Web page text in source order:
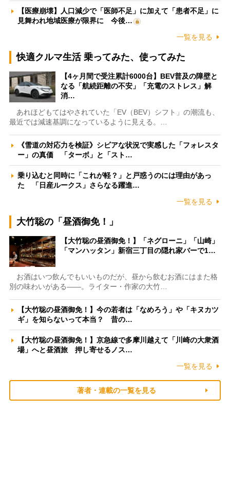
【医療崩壊】人口減少で「医師不足」に加えて「患者不足」に
見舞われ地域医療が限界に 今後…
一覧を見る
快適クルマ生活 乗ってみた、使ってみた
【4ヶ月間で受注累計6000台】BEV普及の障壁と
なる「航続距離の不安」「充電のストレス」解
消…
あれほどもてはやされていた「EV（BEV）シフト」の潮流も、
最近では減速基調になっているように見える。…
《雪道の対応力を検証》シビアな状況で実感した「フォレスタ
ー」の真価 「ターボ」と「スト…
乗り込むと同時に「これが軽？」と戸惑うのには理由があっ
た 「日産ルークス」さらなる躍進…
一覧を見る
大竹聡の「昼酒御免！」
【大竹聡の昼酒御免！】「ネグローニ」「山崎」
「マンハッタン」新宿三丁目の隠れ家バーで1…
お酒はいつ飲んでもいいものだが、昼から飲むお酒にはまた格
別の味わいがある――。ライター・作家の大竹…
【大竹聡の昼酒御免！】今の若者は「なめろう」や「キヌカツ
ギ」を知らないって本当？ 昔の…
【大竹聡の昼酒御免！】京急線で多摩川越えて「川崎の大衆酒
場」へと昼酒旅 押し寄せるノス…
一覧を見る
著者・連載の一覧を見る